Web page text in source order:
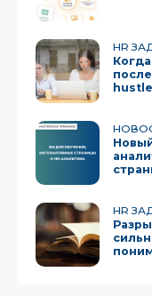
HR
hustle
HR